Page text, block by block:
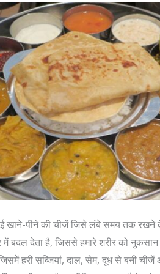
खाने-पीने की चीजें जिसे लंबे समय तक रखने के
बदल देता है, जिससे हमारे शरीर को
हरी सब्जियां, दाल, सेम, दूध से बनी
महिला
एण्ड
रहता है।
Col K D Pathak (Retd)
रैंक कभी भी रिटायर नही
है जो रिटायर होता है"| इस
N Hoon (Retd) कहते है